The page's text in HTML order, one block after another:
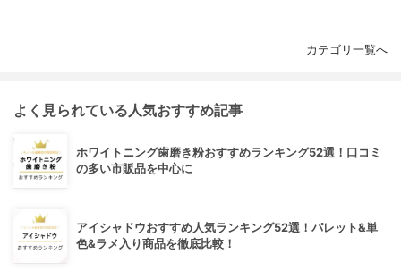
カテゴリ一覧へ
よく見られている人気おすすめ記事
ホワイトニング歯磨き粉おすすめランキング52選！口コミ
の多い市販品を中心に
アイシャドウおすすめ人気ランキング52選！パレット&単
色&ラメ入り商品を徹底比較！